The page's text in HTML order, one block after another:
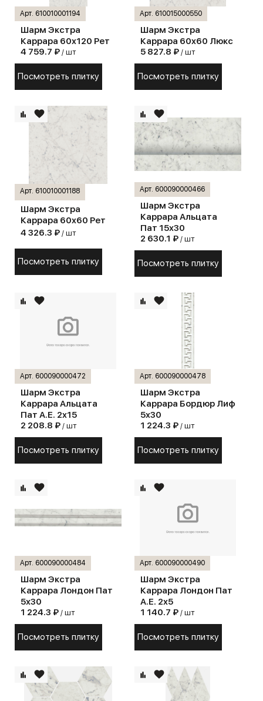
Арт. 610010001194
Шарм Экстра
Каррара 60х120 Рет
4 759.7 ₽ / шт
Посмотреть плитку
Арт. 610015000550
Шарм Экстра
Каррара 60х60 Люкс
5 827.8 ₽ / шт
Посмотреть плитку
Арт. 610010001188
Шарм Экстра
Каррара 60х60 Рет
4 326.3 ₽ / шт
Посмотреть плитку
Арт. 600090000466
Шарм Экстра
Каррара Альцата
Пат 15х30
2 630.1 ₽ / шт
Посмотреть плитку
Арт. 600090000472
Шарм Экстра
Каррара Альцата
Пат А.Е. 2х15
2 208.8 ₽ / шт
Посмотреть плитку
Арт. 600090000478
Шарм Экстра
Каррара Бордюр Лиф
5х30
1 224.3 ₽ / шт
Посмотреть плитку
Арт. 600090000484
Шарм Экстра
Каррара Лондон Пат
5х30
1 224.3 ₽ / шт
Посмотреть плитку
Арт. 600090000490
Шарм Экстра
Каррара Лондон Пат
А.Е. 2х5
1 140.7 ₽ / шт
Посмотреть плитку